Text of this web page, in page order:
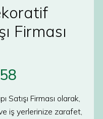
Firması
Firması olarak,
iş yerlerinize zarafet,